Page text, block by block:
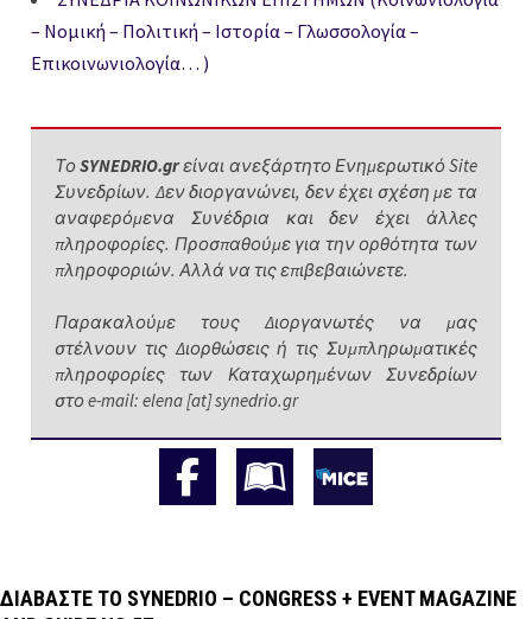
– Νομική – Πολιτική – Ιστορία – Γλωσσολογία –
Επικοινωνιολογία… )
ΤοSYNEDRIO.grείναι ανεξάρτητο Ενημερωτικό Site
Συνεδρίων. Δεν διοργανώνει, δεν έχει σχέση με τα
αναφερόμενα Συνέδρια και δεν έχει άλλες
πληροφορίες. Προσπαθούμε για την ορθότητα των
πληροφοριών. Αλλά να τις επιβεβαιώνετε.
Παρακαλούμε τους Διοργανωτές να μας
στέλνουν τις Διορθώσεις ή τις Συμπληρωματικές
πληροφορίες των Καταχωρημένων Συνεδρίων
στο e-mail: elena [at] synedrio.gr
ΔΙΑΒΆΣΤΕ ΤΟ SYNEDRIO – CONGRESS + EVENT MAGAZINE